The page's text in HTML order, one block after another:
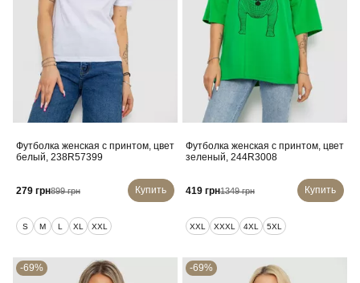
Футболка женская с принтом, цвет
белый, 238R57399
279 грн899 грн Купить
S M L XL XXL
Футболка женская с принтом, цвет
зеленый, 244R3008
419 грн1349 грн Купить
XXL XXXL 4XL 5XL
-69% -69%